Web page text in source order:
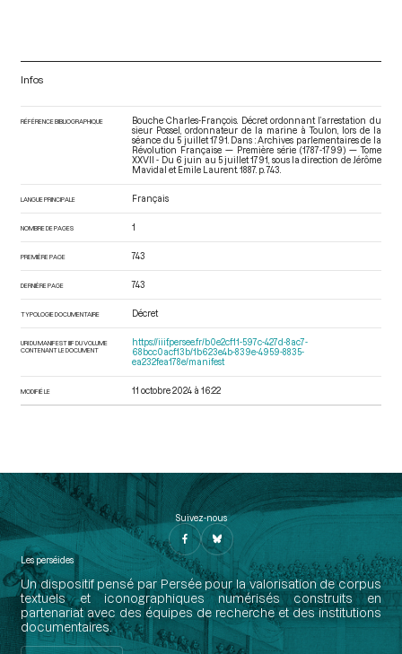
Infos
RÉFÉRENCE BIBLIOGRAPHIQUE
Bouche Charles-François. Décret ordonnant l’arrestation du
sieur Possel, ordonnateur de la marine à Toulon, lors de la
séance du 5 juillet 1791. Dans : Archives parlementaires de la
Révolution Française — Première série (1787-1799) — Tome
XXVII - Du 6 juin au 5 juillet 1791 , sous la direction de Jérôme
Mavidal et Emile Laurent. 1887. p. 743.
LANGUE PRINCIPALE Français
NOMBRE DE PAGES 1
PREMIÈRE PAGE 743
DERNIÈRE PAGE 743
TYPOLOGIE DOCUMENTAIRE Décret
URI DU MANIFEST IIIF DU VOLUME
CONTENANT LE DOCUMENT
https://iiif.persee.fr/b0e2cf11-597c-427d-8ac7-
68bcc0acf13b/1b623e4b-839e-4959-8835-
ea232fea178e/manifest
MODIFIÉ LE 11 octobre 2024 à 16:22
Suivez-nous
Les perséides
Un dispositif pensé par Persée pour la valorisation de corpus
textuels et iconographiques numérisés construits en
partenariat avec des équipes de recherche et des institutions
documentaires.